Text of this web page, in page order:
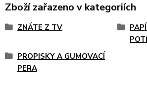
Zboží zařazeno v kategoriích
ZNÁTE Z TV
PROPISKY A GUMOVACÍ
PERA